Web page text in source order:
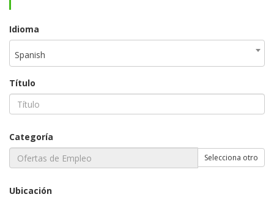
Idioma
Spanish
Título
Categoría
Selecciona otro
Ubicación